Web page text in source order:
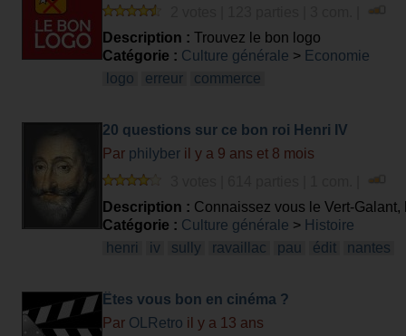
Description : Trouvez le bon logo
Catégorie : Culture générale > Economie
logo
erreur commerce
20 questions sur ce bon roi Henri IV
Par philyber il y a 9 ans et 8 mois
Description : Connaissez vous le Vert-
Catégorie : Culture générale > Histoire
henri
iv sully ravaillac pau édit nantes
Êtes vous bon en cinéma ?
Par OLRetro il y a 13 ans